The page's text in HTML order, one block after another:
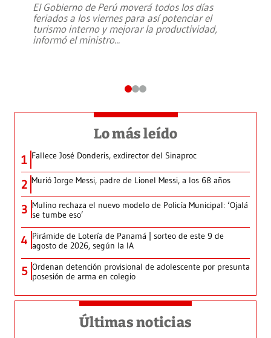
El Gobierno de Perú moverá todos los días
feriados a los viernes para así potenciar el
turismo interno y mejorar la productividad,
informó el ministro...
Lo más leído
1 Fallece José Donderis, exdirector del Sinaproc
2 Murió Jorge Messi, padre de Lionel Messi, a los 68 años
3 Mulino rechaza el nuevo modelo de Policía Municipal: ‘Ojalá
se tumbe eso’
4 Pirámide de Lotería de Panamá | sorteo de este 9 de
agosto de 2026, según la IA
5 Ordenan detención provisional de adolescente por presunta
posesión de arma en colegio
Últimas noticias